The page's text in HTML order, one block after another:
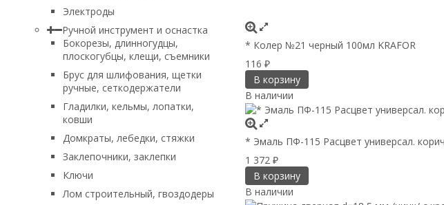
* Колер №21 черный 100мл KRAFOR
116 ₽
В корзину
В наличии
* Эмаль ПФ-115 Расцвет универсал.
1 372 ₽
В корзину
В наличии
Электроды
Ручной инструмент и оснастка
Бокорезы, длинногудцы,
плоскогубцы, клещи, съемники
Брус для шлифования, щетки
ручные, сеткодержатели
Гладилки, кельмы, лопатки,
ковши
Домкраты, лебедки, стяжки
Заклепочники, заклепки
Ключи
Лом строительный, гвоздодеры